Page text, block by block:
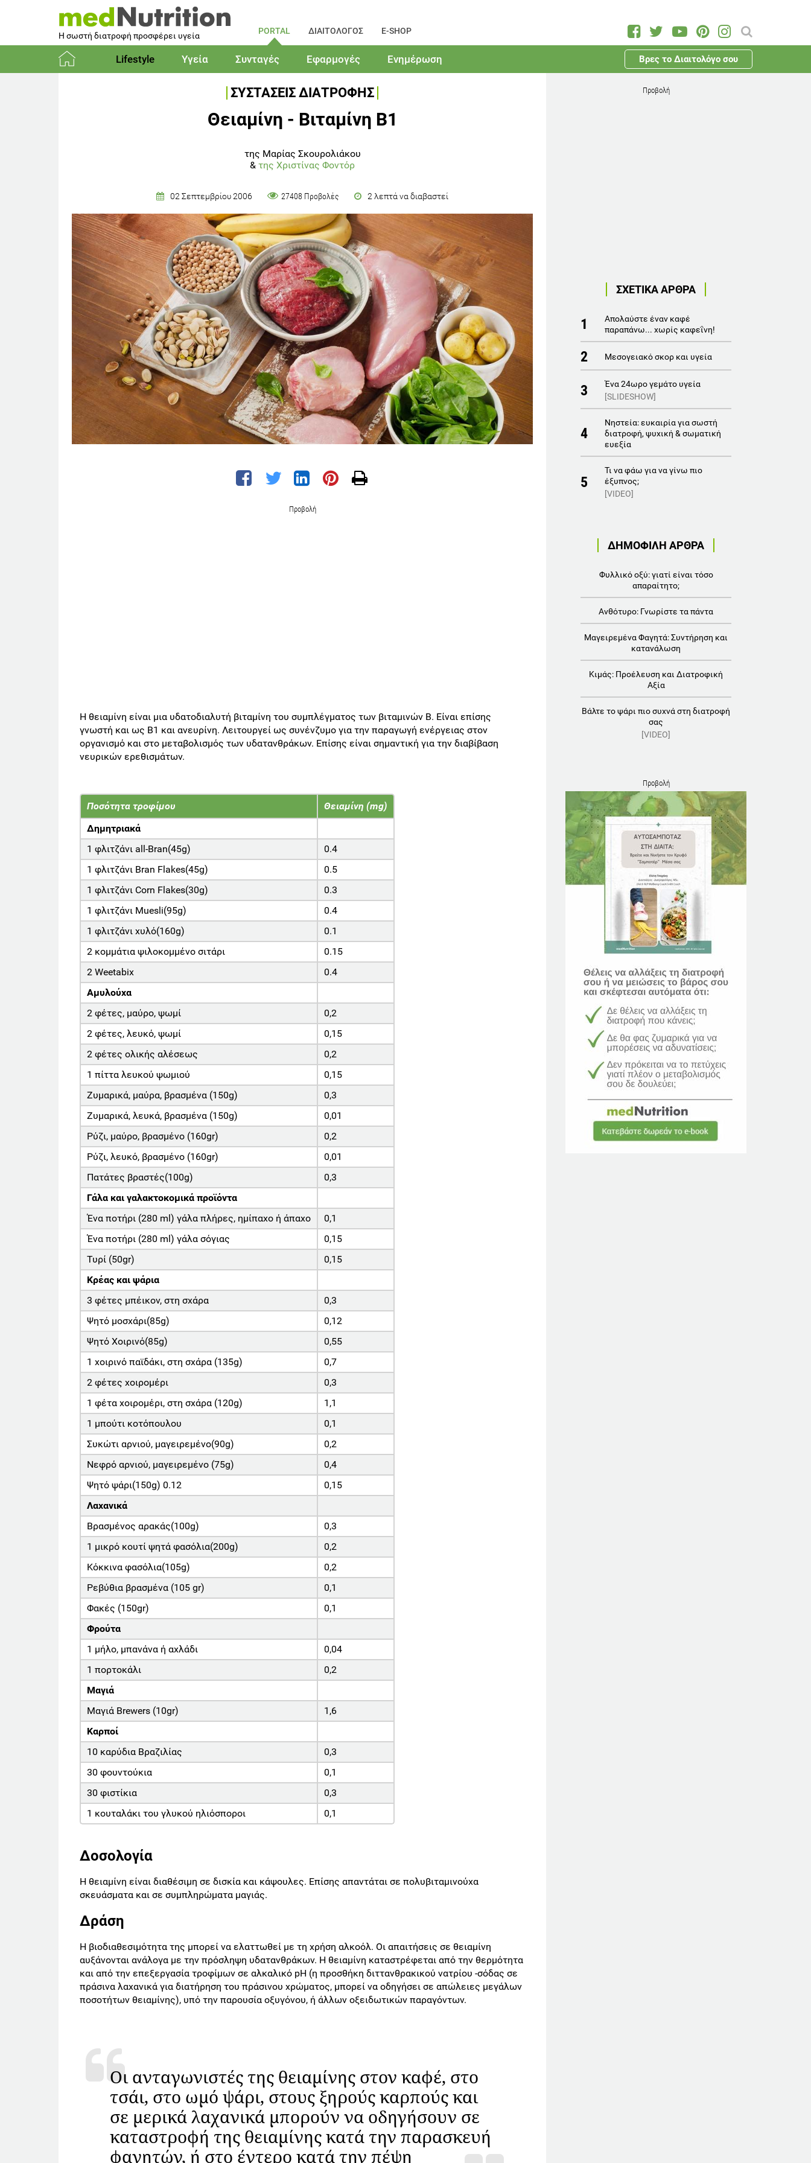
Η σωστή διατροφή προσφέρει υγεία PORTAL ΔΙΑΙΤΟΛΟΓΟΣ E-SHOP
Lifestyle Υγεία Συνταγές Εφαρμογές Ενημέρωση Βρες το Διαιτολόγο σου
ΣΥΣΤΑΣΕΙΣ ΔΙΑΤΡΟΦΗΣ
Θειαμίνη - Βιταμίνη Β1
της Μαρίας Σκουρολιάκου
& της Χριστίνας Φοντόρ
02 Σεπτεμβρίου 2006 27408 Προβολές 2 λεπτά να διαβαστεί
Προβολή
Η θειαμίνη είναι μια υδατοδιαλυτή βιταμίνη του συμπλέγματος των βιταμινών Β. Είναι επίσης
γνωστή και ως Β1 και ανευρίνη. Λειτουργεί ως συνένζυμο για την παραγωγή ενέργειας στον
οργανισμό και στο μεταβολισμός των υδατανθράκων. Επίσης είναι σημαντική για την διαβίβαση
νευρικών ερεθισμάτων.
Ποσότητα τροφίμου
Θειαμίνη (mg)
Δημητριακά
1 φλιτζάνι all-Bran(45g)
0.4
1 φλιτζάνι Bran Flakes(45g)
0.5
1 φλιτζάνι Corn Flakes(30g)
0.3
1 φλιτζάνι Muesli(95g)
0.4
1 φλιτζάνι χυλό(160g)
0.1
2 κομμάτια ψιλοκομμένο σιτάρι
0.15
2 Weetabix
0.4
Αμυλούχα
2 φέτες, μαύρο, ψωμί
0,2
2 φέτες, λευκό, ψωμί
0,15
2 φέτες ολικής αλέσεως
0,2
1 πίττα λευκού ψωμιού
0,15
Ζυμαρικά, μαύρα, βρασμένα (150g)
0,3
Ζυμαρικά, λευκά, βρασμένα (150g)
0,01
Ρύζι, μαύρο, βρασμένο (160gr)
0,2
Ρύζι, λευκό, βρασμένο (160gr)
0,01
Πατάτες βραστές(100g)
0,3
Γάλα και γαλακτοκομικά προϊόντα
Ένα ποτήρι (280 ml) γάλα πλήρες, ημίπαχο ή άπαχο
0,1
Ένα ποτήρι (280 ml) γάλα σόγιας
0,15
Τυρί (50gr)
0,15
Κρέας και ψάρια
3 φέτες μπέικον, στη σχάρα
0,3
Ψητό μοσχάρι(85g)
0,12
Ψητό Χοιρινό(85g)
0,55
1 χοιρινό παϊδάκι, στη σχάρα (135g)
0,7
2 φέτες χοιρομέρι
0,3
1 φέτα χοιρομέρι, στη σχάρα (120g)
1,1
1 μπούτι κοτόπουλου
0,1
Συκώτι αρνιού, μαγειρεμένο(90g)
0,2
Νεφρό αρνιού, μαγειρεμένο (75g)
0,4
Ψητό ψάρι(150g) 0.12
0,15
Λαχανικά
Βρασμένος αρακάς(100g)
0,3
1 μικρό κουτί ψητά φασόλια(200g)
0,2
Κόκκινα φασόλια(105g)
0,2
Ρεβύθια βρασμένα (105 gr)
0,1
Φακές (150gr)
0,1
Φρούτα
1 μήλο, μπανάνα ή αχλάδι
0,04
1 πορτοκάλι
0,2
Μαγιά
Μαγιά Brewers (10gr)
1,6
Καρποί
10 καρύδια Βραζιλίας
0,3
30 φουντούκια
0,1
30 φιστίκια
0,3
1 κουταλάκι του γλυκού ηλιόσποροι
0,1
Δοσολογία
Η θειαμίνη είναι διαθέσιμη σε δισκία και κάψουλες. Επίσης απαντάται σε πολυβιταμινούχα
σκευάσματα και σε συμπληρώματα μαγιάς.
Δράση
Η βιοδιαθεσιμότητα της μπορεί να ελαττωθεί με τη χρήση αλκοόλ. Οι απαιτήσεις σε θειαμίνη
αυξάνονται ανάλογα με την πρόσληψη υδατανθράκων. Η θειαμίνη καταστρέφεται από την θερμότητα
και από την επεξεργασία τροφίμων σε αλκαλικό pH (η προσθήκη διττανθρακικού νατρίου -σόδας σε
πράσινα λαχανικά για διατήρηση του πράσινου χρώματος, μπορεί να οδηγήσει σε απώλειες μεγάλων
ποσοτήτων θειαμίνης), υπό την παρουσία οξυγόνου, ή άλλων οξειδωτικών παραγόντων.
Οι ανταγωνιστές της θειαμίνης στον καφέ, στο
τσάι, στο ωμό ψάρι, στους ξηρούς καρπούς και
σε μερικά λαχανικά μπορούν να οδηγήσουν σε
καταστροφή της θειαμίνης κατά την παρασκευή
φαγητών, ή στο έντερο κατά την πέψη
Προβολή
ΣΧΕΤΙΚΑ ΑΡΘΡΑ
1
Απολαύστε έναν καφέ
παραπάνω... χωρίς καφεΐνη!
2 Μεσογειακό σκορ και υγεία
3
Ένα 24ωρο γεμάτο υγεία
[SLIDESHOW]
4
Νηστεία: ευκαιρία για σωστή
διατροφή, ψυχική & σωματική
ευεξία
5
Τι να φάω για να γίνω πιο
έξυπνος;
[VIDEO]
ΔΗΜΟΦΙΛΗ ΑΡΘΡΑ
Φυλλικό οξύ: γιατί είναι τόσο
απαραίτητο;
Ανθότυρο: Γνωρίστε τα πάντα
Μαγειρεμένα Φαγητά: Συντήρηση και
κατανάλωση
Κιμάς: Προέλευση και Διατροφική
Αξία
Βάλτε το ψάρι πιο συχνά στη διατροφή
σας
[VIDEO]
Προβολή